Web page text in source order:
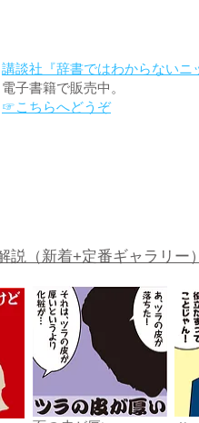
講談社『辞書ではわからない
電子書籍で販売中。
☞こちらへどうぞ
説（新着+定番ギャラリー）